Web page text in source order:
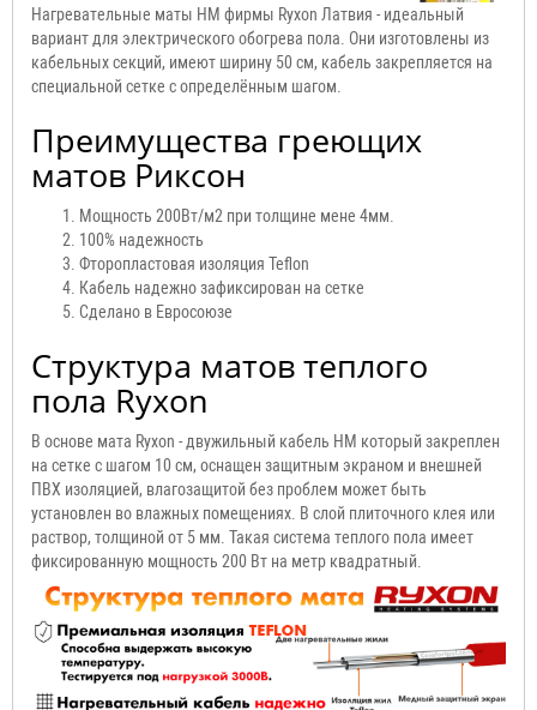
Нагревательные маты HM фирмы Ryxon Латвия - идеальный
вариант для электрического обогрева пола. Они изготовлены из
кабельных секций, имеют ширину 50 см, кабель закрепляется на
специальной сетке с определённым шагом.
Преимущества греющих
матов Риксон
Мощность 200Вт/м2 при толщине мене 4мм.
100% надежность
Фторопластовая изоляция Teflon
Кабель надежно зафиксирован на сетке
Сделано в Евросоюзе
Структура матов теплого
пола Ryxon
В основе мата Ryxon - двужильный кабель HM который закреплен
на сетке с шагом 10 см, оснащен защитным экраном и внешней
ПВХ изоляцией, влагозащитой без проблем может быть
установлен во влажных помещениях. В слой плиточного клея или
раствор, толщиной от 5 мм. Такая система теплого пола имеет
фиксированную мощность 200 Вт на метр квадратный.